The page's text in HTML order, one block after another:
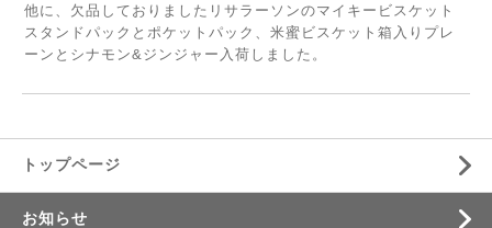
他に、欠品しておりましたリサラーソンのマイキービスケット
スタンドパックとポケットパック、米蜜ビスケット箱入りプレ
ーンとシナモン&ジンジャー入荷しました。
トップページ
お知らせ